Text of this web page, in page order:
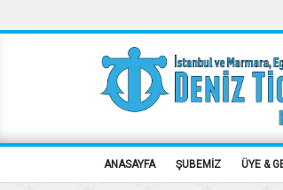
ANASAYFA ŞUBEMİZ ÜYE &